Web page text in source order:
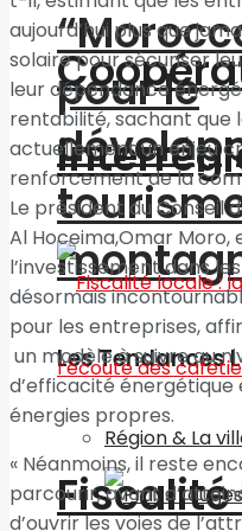
pour le
Les Tendances
Région & La
Fiscalité
aujourd’hui plus que
solaire pour sécuriser
leur dépendance
rentabilité, sachant
actuellement un enjeu
renforcement de la
Le président du Conseil
Al Hoceima,Omar Moro,
l’investissement dans
désormais
pour les entreprises,
un modèle à suivre au
d’efficacité énergétique
énergies propres.
« Néanmoins, il reste
parcourir, avant
d’ouvrir les voies de